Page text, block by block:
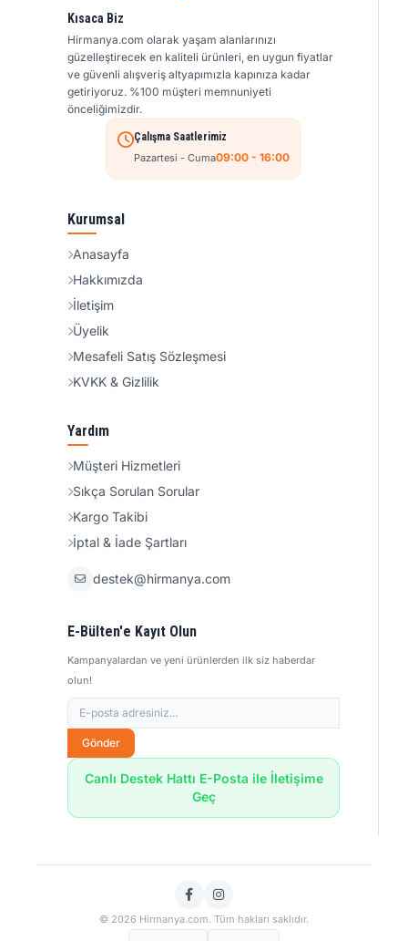
Kısaca Biz
Hirmanya.com olarak yaşam alanlarınızı
güzelleştirecek en kaliteli ürünleri, en uygun fiyatlar
ve güvenli alışveriş altyapımızla kapınıza kadar
getiriyoruz. %100 müşteri memnuniyeti
önceliğimizdir.
Çalışma Saatlerimiz
Pazartesi - Cuma09:00 - 16:00
Kurumsal
Anasayfa
Hakkımızda
İletişim
Üyelik
Mesafeli Satış Sözleşmesi
KVKK & Gizlilik
Yardım
Müşteri Hizmetleri
Sıkça Sorulan Sorular
Kargo Takibi
İptal & İade Şartları
destek@hirmanya.com
E-Bülten'e Kayıt Olun
Kampanyalardan ve yeni ürünlerden ilk siz haberdar
olun!
Gönder
Canlı Destek Hattı E-Posta ile İletişime
Geç
© 2026 Hirmanya.com. Tüm hakları saklıdır.